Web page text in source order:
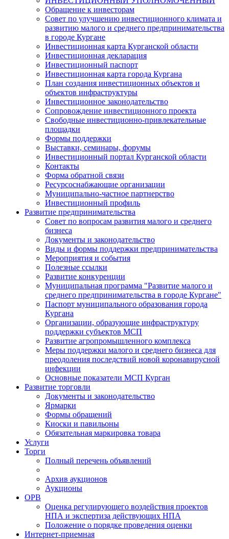
Обращение к инвесторам
Совет по улучшению инвестиционного климата и
развитию малого и среднего предпринимательства
в городе Кургане
Инвестиционная карта Курганской области
Инвестиционная декларация
Инвестиционный паспорт
Инвестиционная карта города Кургана
План создания инвестиционных объектов и
объектов инфраструктуры
Инвестиционное законодательство
Сопровождение инвестиционного проекта
Свободные инвестиционно-привлекательные
площадки
Формы поддержки
Выставки, семинары, форумы
Инвестиционный портал Курганской области
Контакты
Форма обратной связи
Ресурсоснабжающие организации
Муниципально-частное партнерство
Инвестиционный профиль
Развитие предпринимательства
Совет по вопросам развития малого и среднего
бизнеса
Документы и законодательство
Виды и формы поддержки предпринимательства
Мероприятия и события
Полезные ссылки
Развитие конкуренции
Муниципальная программа "Развитие малого и
среднего предпринимательства в городе Кургане"
Паспорт муниципального образования города
Кургана
Организации, образующие инфраструктуру
поддержки субъектов МСП
Развитие агропромышленного комплекса
Меры поддержки малого и среднего бизнеса для
преодоления последствий новой коронавирусной
инфекции
Основные показатели МСП Курган
Развитие торговли
Документы и законодательство
Ярмарки
Формы обращений
Киоски и павильоны
Обязательная маркировка товара
Услуги
Торги
Полный перечень объявлений
Архив аукционов
Аукционы
ОРВ
Оценка регулирующего воздействия проектов
НПА и экспертиза действующих НПА
Положение о порядке проведения оценки
Интернет-приемная